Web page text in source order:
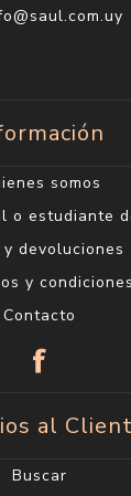
somos
o estudiante
y devoluciones
y condiciones
Contacto
al
Buscar